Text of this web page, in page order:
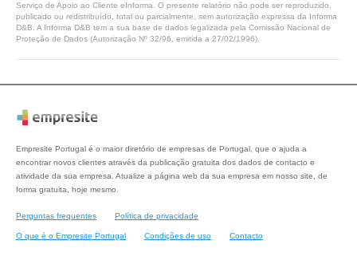
Serviço de Apoio ao Cliente eInforma. O presente relatório não pode ser reproduzido,
publicado ou redistribuído, total ou parcialmente, sem autorização expressa da Informa
D&B. A Informa D&B tem a sua base de dados legalizada pela Comissão Nacional de
Proteção de Dados (Autorização Nº 32/96, emitida a 27/02/1996).
Empresite Portugal é o maior diretório de empresas de Portugal, que o ajuda a
encontrar novos clientes através da publicação gratuita dos dados de contacto e
atividade da sua empresa. Atualize a página web da sua empresa em nosso site, de
forma gratuita, hoje mesmo.
Perguntas frequentes Política de privacidade
O que é o Empresite Portugal Condições de uso Contacto